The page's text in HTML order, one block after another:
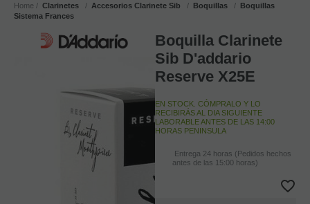
Home Clarinetes Accesorios Clarinete Sib Boquillas
Boquillas
Sistema Frances
Boquilla Clarinete
Sib D'addario
Reserve X25E
EN STOCK. CÓMPRALO Y LO
RECIBIRÁS AL DIA SIGUIENTE
LABORABLE ANTES DE LAS 14:00
HORAS PENINSULA
Entrega 24 horas (Pedidos hechos
antes de las 15:00 horas)